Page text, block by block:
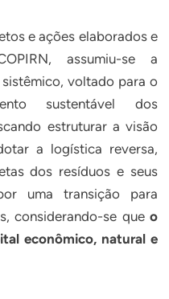
e ações elaborados e
assumiu-se a
voltado para o
sustentável dos
estruturar a visão
a logística reversa,
dos resíduos e seus
uma transição para
considerando-se que o
econômico, natural e